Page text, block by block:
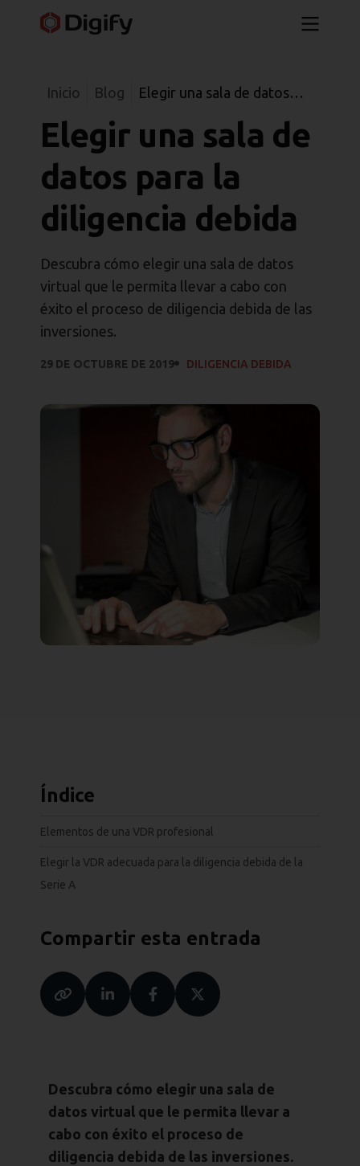
Inicio Blog
Elegir una sala de datos
Elegir una sala de
datos para la
diligencia debida
Descubra cómo elegir una sala de datos
virtual que le permita llevar a cabo con
éxito el proceso de diligencia debida de las
inversiones.
29 DE OCTUBRE DE 2019 DILIGENCIA DEBIDA
Descubra cómo elegir una sala de
datos virtual que le permita llevar a
cabo con éxito el proceso de
diligencia debida de las inversiones.
Índice
Elementos de una VDR profesional
Elegir la VDR adecuada para la diligencia debida de la
Serie A
Compartir esta entrada